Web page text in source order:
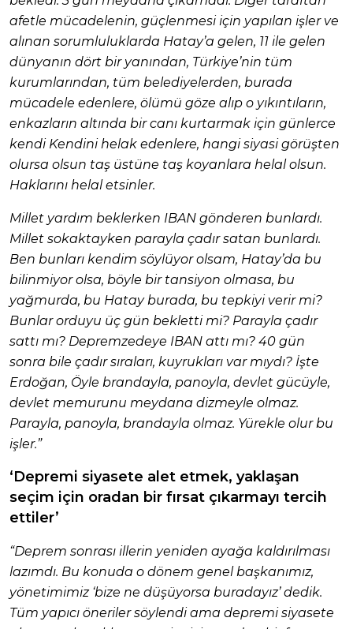
afetle mücadelenin, güçlenmesi için yapılan işler ve
alınan sorumluluklarda Hatay’a gelen, 11 ile gelen
dünyanın dört bir yanından, Türkiye’nin tüm
kurumlarından, tüm belediyelerden, burada
mücadele edenlere, ölümü göze alıp o yıkıntıların,
enkazların altında bir canı kurtarmak için günlerce
kendi Kendini helak edenlere, hangi siyasi görüşten
olursa olsun taş üstüne taş koyanlara helal olsun.
Haklarını helal etsinler.
Millet yardım beklerken IBAN gönderen bunlardı.
Millet sokaktayken parayla çadır satan bunlardı.
Ben bunları kendim söylüyor olsam, Hatay’da bu
bilinmiyor olsa, böyle bir tansiyon olmasa, bu
yağmurda, bu Hatay burada, bu tepkiyi verir mi?
Bunlar orduyu üç gün bekletti mi? Parayla çadır
sattı mı? Depremzedeye IBAN attı mı? 40 gün
sonra bile çadır sıraları, kuyrukları var mıydı? İşte
Erdoğan, Öyle brandayla, panoyla, devlet gücüyle,
devlet memurunu meydana dizmeyle olmaz.
Parayla, panoyla, brandayla olmaz. Yürekle olur bu
işler.”
‘Depremi siyasete alet etmek, yaklaşan
seçim için oradan bir fırsat çıkarmayı tercih
ettiler’
“Deprem sonrası illerin yeniden ayağa kaldırılması
lazımdı. Bu konuda o dönem genel başkanımız,
yönetimimiz ‘bize ne düşüyorsa buradayız’ dedik.
Tüm yapıcı öneriler söylendi ama depremi siyasete